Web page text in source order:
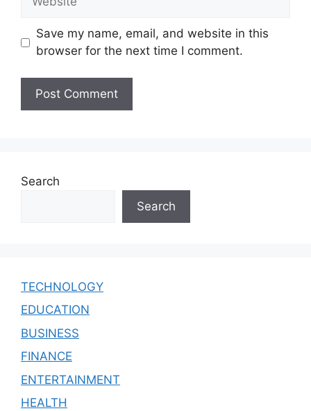
Save my name, email, and website in this
browser for the next time I comment.
Search
Search
TECHNOLOGY
EDUCATION
BUSINESS
FINANCE
ENTERTAINMENT
HEALTH